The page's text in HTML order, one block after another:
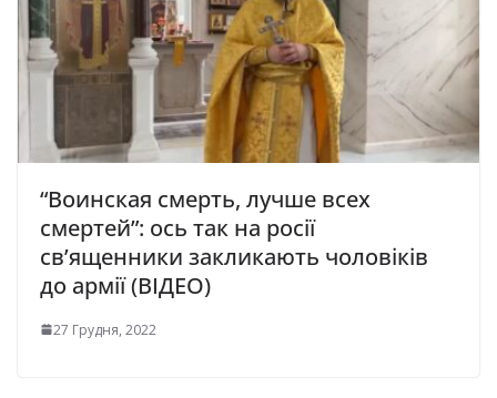
“Воинская смерть, лучше всех
смертей”: ось так на росії
св’ященники закликають чоловіків
до армії (ВІДЕО)
27 Грудня, 2022